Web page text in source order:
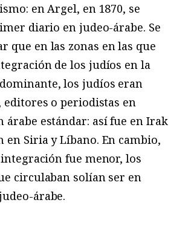
en Argel, en 1870, se
diario en judeo-árabe. Se
que en las zonas en las que
de los judíos en la
los judíos eran
o periodistas en
árabe estándar: así fue en Irak
en Siria y Líbano. En cambio,
fue menor, los
circulaban solían ser en
árabe.